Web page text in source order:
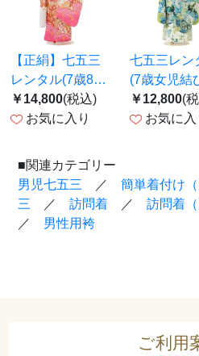
【正絹】七五三
レンタル(7歳8歳
女児結び帯)
F287 白 鞠鹿の
￥14,800(税込)
お気に入り
七五三レン
(7歳女児結
青 花車
￥12,800(
お気に入
■関連カテゴリー
男児七五三​​​ ／簡単着付け（
三 ／訪問着 ／訪問着（
／ 男性用袴
ご利用